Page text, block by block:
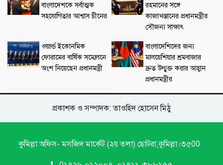
বাংলাদেশকে সর্বাত্মক
সহযোগিতার আশ্বাস চীনের
রহমানের সঙ্গে
কাজাখস্তানের প্রধানমন্ত্রীর
সৌজন্য সাক্ষাৎ
ওয়ার্ল্ড ইকোনমিক
ফোরামের বার্ষিক সম্মেলনে
অংশ নিয়েছেন প্রধানমন্ত্রী
বাংলাদেশিদের জন্য
মালয়েশিয়ার শ্রমবাজার
দ্রুত উন্মুক্ত করার আহ্বান
প্রধানমন্ত্রীর
প্রকাশক ও সম্পাদক: তাওহিদ হোসেন মিঠু
কুমিল্লা অফিস- মসজিদ মার্কেট (২য় তলা) ছোটরা,কুমিল্লা।৩৫00